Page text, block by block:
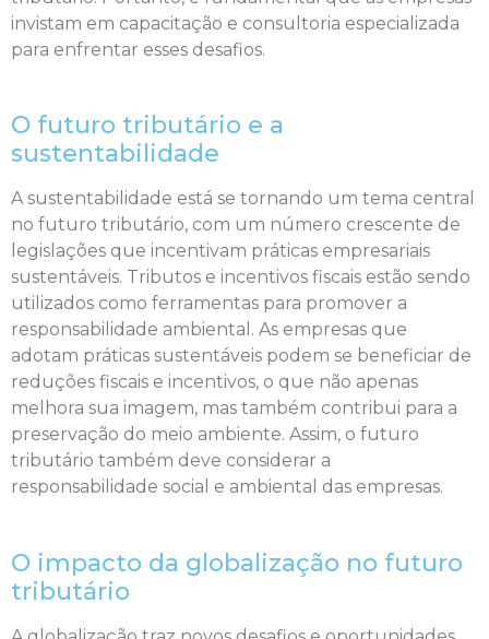
invistam em capacitação e consultoria especializada
para enfrentar esses desafios.
O futuro tributário e a
sustentabilidade
A sustentabilidade está se tornando um tema central
no futuro tributário, com um número crescente de
legislações que incentivam práticas empresariais
sustentáveis. Tributos e incentivos fiscais estão sendo
utilizados como ferramentas para promover a
responsabilidade ambiental. As empresas que
adotam práticas sustentáveis podem se beneficiar de
reduções fiscais e incentivos, o que não apenas
melhora sua imagem, mas também contribui para a
preservação do meio ambiente. Assim, o futuro
tributário também deve considerar a
responsabilidade social e ambiental das empresas.
O impacto da globalização no futuro
tributário